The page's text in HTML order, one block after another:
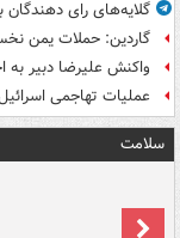
گلایه‌های رای دهندگان
گاردین: حملات یمن
واکنش علیرضا دبیر
عملیات تهاجمی
سلامت